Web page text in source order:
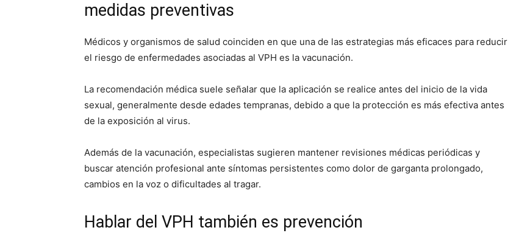
medidas preventivas
Médicos y organismos de salud coinciden en que una de las estrategias más eficaces para reducir
el riesgo de enfermedades asociadas al VPH es la vacunación.
La recomendación médica suele señalar que la aplicación se realice antes del inicio de la vida
sexual, generalmente desde edades tempranas, debido a que la protección es más efectiva antes
de la exposición al virus.
Además de la vacunación, especialistas sugieren mantener revisiones médicas periódicas y
buscar atención profesional ante síntomas persistentes como dolor de garganta prolongado,
cambios en la voz o dificultades al tragar.
Hablar del VPH también es prevención